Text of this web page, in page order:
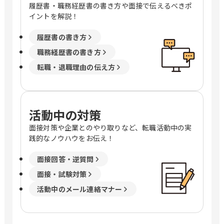
履歴書・職務経歴書の書き方や面接で伝えるべきポ
イントを解説！
履歴書の書き方
職務経歴書の書き方
転職・退職理由の伝え方
活動中の対策
面接対策や企業とのやり取りなど、転職活動中の実
践的なノウハウをお伝え！
面接回答・逆質問
面接・試験対策
活動中のメール連絡マナー